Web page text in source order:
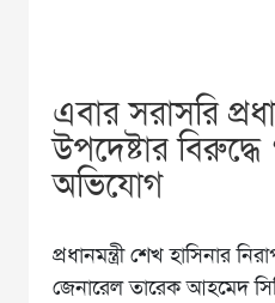
এবার সরাসরি
উপদেষ্টার
অভিযোগ
প্রধানমন্ত্রী শেখ হাসিনার
জেনারেল তারেক আহমেদ